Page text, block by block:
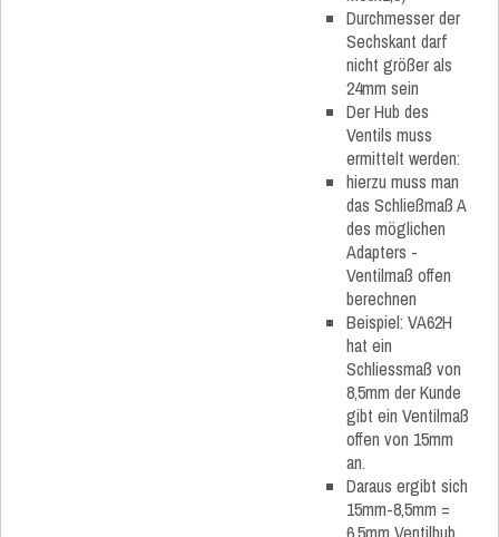
Durchmesser der
Sechskant darf
nicht größer als
24mm sein
Der Hub des
Ventils muss
ermittelt werden:
hierzu muss man
das Schließmaß A
des möglichen
Adapters -
Ventilmaß offen
berechnen
Beispiel: VA62H
hat ein
Schliessmaß von
8,5mm der Kunde
gibt ein Ventilmaß
offen von 15mm
an.
Daraus ergibt sich
15mm-8,5mm =